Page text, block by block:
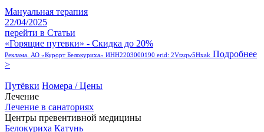
Мануальная терапия
22/04/2025
перейти в Статьи
«Горящие путевки» - Скидка до 20%
Реклама. АО «Курорт Белокуриха» ИНН2203000190 erid: 2Vtzqw5Hxak Подробнее
>
Путёвки Номера / Цены
Лечение
Лечение в санаториях
Центры превентивной медицины
Белокуриха Катунь